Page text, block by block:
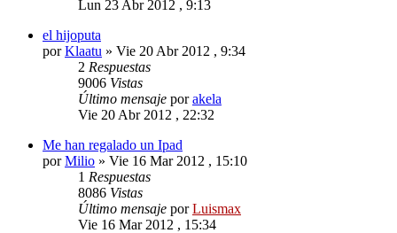
Lun 23 Abr 2012 , 9:13
el hijoputa
porKlaatu » Vie 20 Abr 2012 , 9:34
2 Respuestas
9006 Vistas
Último mensaje porakela
Vie 20 Abr 2012 , 22:32
Me han regalado un Ipad
porMilio » Vie 16 Mar 2012 , 15:10
1 Respuestas
8086 Vistas
Último mensaje porLuismax
Vie 16 Mar 2012 , 15:34